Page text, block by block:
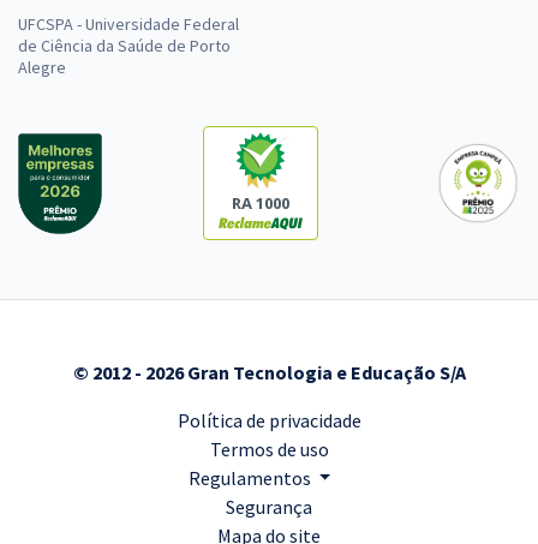
UFCSPA - Universidade Federal
de Ciência da Saúde de Porto
Alegre
RA 1000
© 2012 - 2026 Gran Tecnologia e Educação S/A
Política de privacidade
Termos de uso
Regulamentos
Segurança
Mapa do site